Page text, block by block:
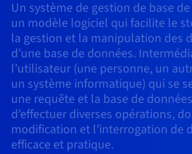
Quantum
Sécurité
Opérations
Développeurs
Roadmap & Changelog
DISTRIBUER MON TRAFIC
Load Balancer
Tarifs
Disponibilités par régions
Documentation
Roadmap & Changelog
AI Endpoints - Catalogue des modèles
AI Endpoints - Bases API
AI Endpoints - Batch API
GPUS
Nvidia H200
Managed HSM
Dedicated HSM
Infrastructure Anti-DDoS
Tarifs
Tarifs
Disponibilités par régions
Documentation
Roadmap & Changelog
MCP Server
Tarifs
Disponibilités par régions
Documentation
Roadmap & Changelog
Guides et documentation
Conformité et certifications
Roadmap & Changelog
HYCU for OVHcloud
SAP HANA ON OVHCLOUD
SAP HANA on Bare Metal
SAP HANA on Private Cloud
Cloud Native
AI & HPC
OPCP Packager
CLOUD READY
BGP Services
PROTECTION & SÉCURITÉ
Infrastructure Anti-DDoS
Protection Game DDoS
Tarifs
Guides et documentation
Roadmap & Changelog
USAGES
Résilience et AZ
Grid computing
Virtualisation et conteneurisation
Revendeurs
Tous les usages
Documentation
Roadmap & Changelog
CDN Infrastructure
BGP Services
PROTECTION & SÉCURITÉ
Infrastructure Anti-DDoS
Bases de données additionnelles
Option Certificats SSL
Option CDN
USAGES
Un système de gestion de base
un modèle logiciel qui facilite le
la gestion et la manipulation des
d’une base de données.
l’utilisateur (une personne, un
un système informatique) qui se
une requête et la base de
d’effectuer diverses opérations,
modification et l’interrogation de
efficace et pratique.